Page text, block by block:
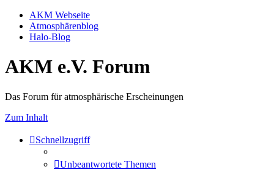
AKM Webseite
Atmosphärenblog
Halo-Blog
AKM e.V. Forum
Das Forum für atmosphärische Erscheinungen
Zum Inhalt
Schnellzugriff
Unbeantwortete Themen